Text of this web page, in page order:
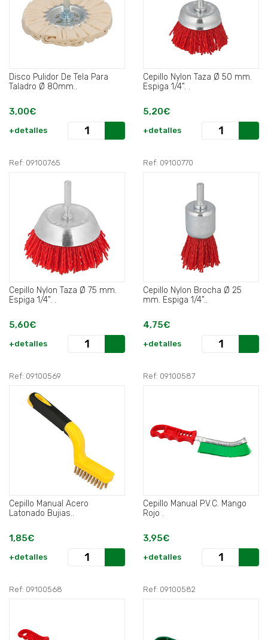
Disco Pulidor De Tela Para
Taladro Ø 80mm..
3,00€
+detalles
Cepillo Nylon Taza Ø 50 mm.
Espiga 1/4". .
5,20€
+detalles
Ref: 09100765
Cepillo Nylon Taza Ø 75 mm.
Espiga 1/4". .
5,60€
+detalles
Ref: 09100770
Cepillo Nylon Brocha Ø 25
mm. Espiga 1/4"..
4,75€
+detalles
Ref: 09100569
Cepillo Manual Acero
Latonado Bujias..
1,85€
+detalles
Ref: 09100587
Cepillo Manual P.V.C. Mango
Rojo .
3,95€
+detalles
Ref: 09100568 Ref: 09100582